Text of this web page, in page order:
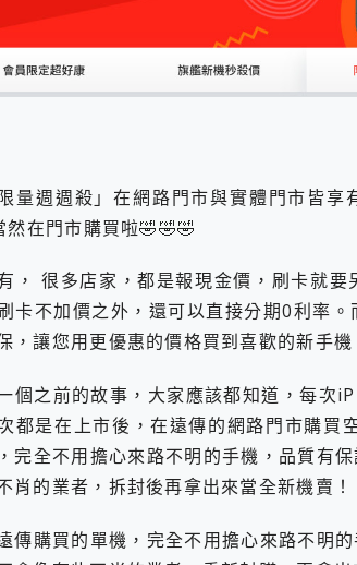
限量週週殺」在網路門市與實體門市皆
在門市購買啦🤣🤣🤣
， 很多店家，都是報現金價，刷卡就要
卡不加價之外，還可以直接分期0利率
，讓您用更優惠的價格買到喜歡的新手機
個之前的故事，大家應該都知道，每次
都是在上市後，在遠傳的網路門市購買
完全不用擔心來路不明的手機，品質有
肖的業者，拆封後再拿出來當全新機賣！
傳購買的單機，完全不用擔心來路不明